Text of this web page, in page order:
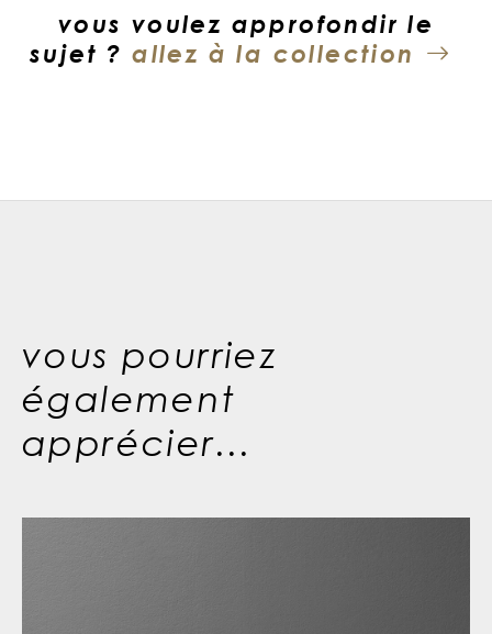
vous voulez approfondir le
sujet ?allez à la collection
vous pourriez
également
apprécier...